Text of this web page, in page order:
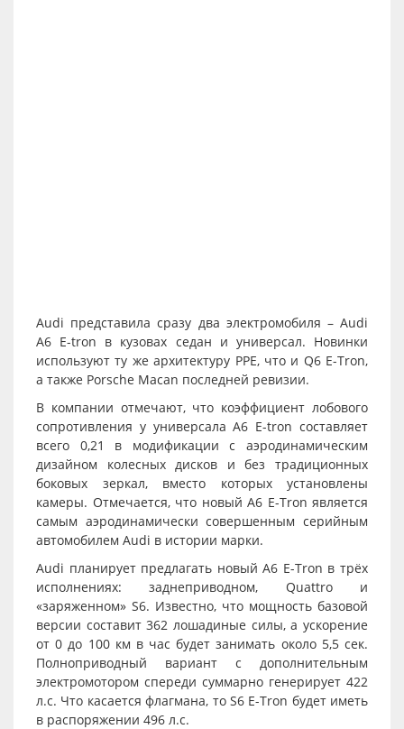
Audi представила сразу два электромобиля – Audi
A6 E-tron в кузовах седан и универсал. Новинки
используют ту же архитектуру PPE, что и Q6 E-Tron,
а также Porsche Macan последней ревизии.
В компании отмечают, что коэффициент лобового
сопротивления у универсала A6 E-tron составляет
всего 0,21 в модификации с аэродинамическим
дизайном колесных дисков и без традиционных
боковых зеркал, вместо которых установлены
камеры. Отмечается, что новый A6 E-Tron является
самым аэродинамически совершенным серийным
автомобилем Audi в истории марки.
Audi планирует предлагать новый A6 E-Tron в трёх
исполнениях: заднеприводном, Quattro и
«заряженном» S6. Известно, что мощность базовой
версии составит 362 лошадиные силы, а ускорение
от 0 до 100 км в час будет занимать около 5,5 сек.
Полноприводный вариант с дополнительным
электромотором спереди суммарно генерирует 422
л.с. Что касается флагмана, то S6 E-Tron будет иметь
в распоряжении 496 л.с.